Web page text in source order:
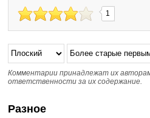
1
Комментарии принадлежат их
ответственности за их содержание.
Разное